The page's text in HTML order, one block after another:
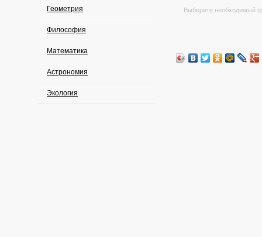
Геометрия
Философия
Математика
Астрономия
Экология
Выберите необходимый